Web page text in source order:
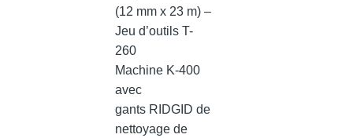
(12 mm x 23 m) –
Jeu d’outils T-
260
Machine K-400
avec
gants RIDGID de
nettoyage de